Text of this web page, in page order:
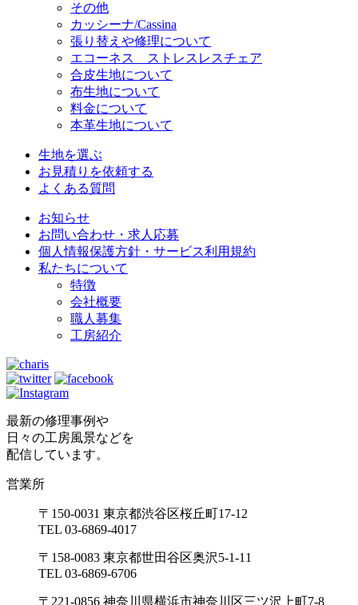
その他
カッシーナ/Cassina
張り替えや修理について
エコーネス ストレスレスチェア
合皮生地について
布生地について
料金について
本革生地について
生地を選ぶ
お見積りを依頼する
よくある質問
お知らせ
お問い合わせ・求人応募
個人情報保護方針・サービス利用規約
私たちについて
特徴
会社概要
職人募集
工房紹介
最新の修理事例や
日々の工房風景などを
配信しています。
営業所
〒150-0031 東京都渋谷区桜丘町17-12
TEL 03-6869-4017
〒158-0083 東京都世田谷区奥沢5-1-11
TEL 03-6869-6706
〒221-0856 神奈川県横浜市神奈川区三ツ沢上町7-8